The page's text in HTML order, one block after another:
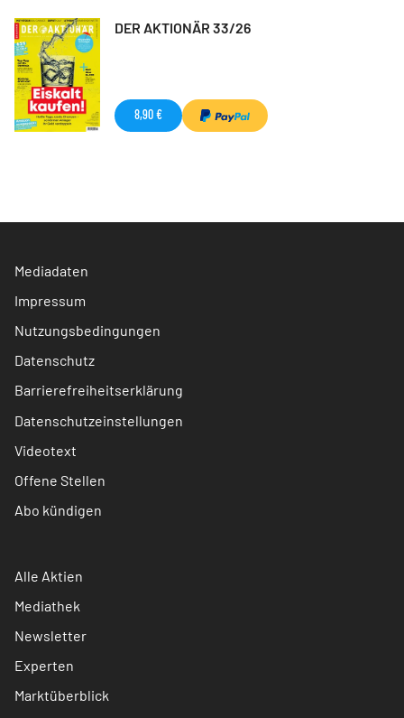
DER AKTIONÄR 33/26
8,90 €
Mediadaten
Impressum
Nutzungsbedingungen
Datenschutz
Barrierefreiheitserklärung
Datenschutzeinstellungen
Videotext
Offene Stellen
Abo kündigen
Alle Aktien
Mediathek
Newsletter
Experten
Marktüberblick